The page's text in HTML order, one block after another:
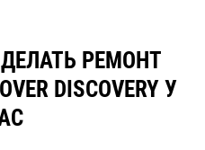
РЕМОНТ
DISCOVERY У